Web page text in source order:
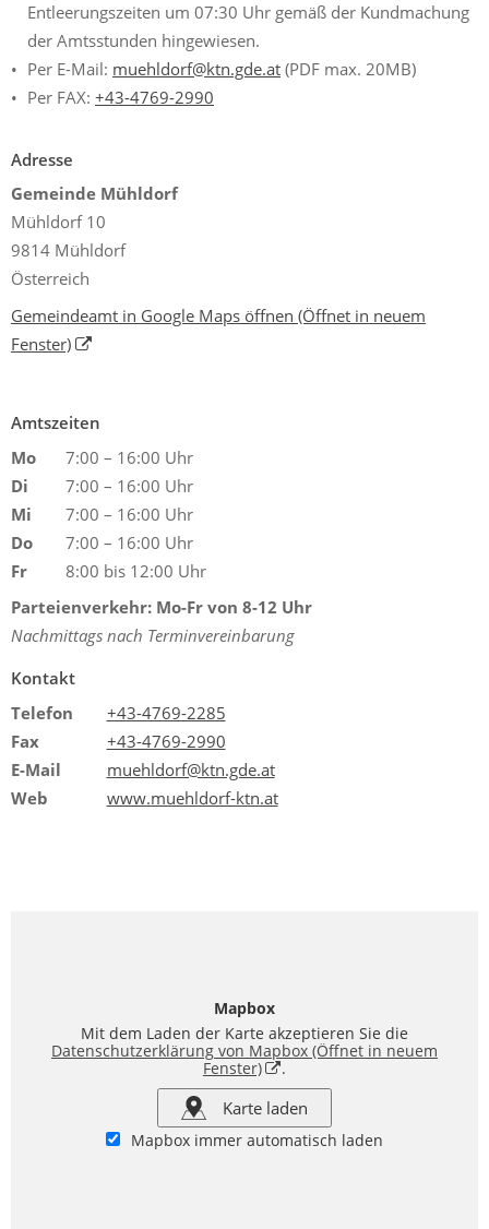
Entleerungszeiten um 07:30 Uhr gemäß der Kundmachung
der Amtsstunden hingewiesen.
Per E-Mail: muehldorf@ktn.gde.at (PDF max. 20MB)
Per FAX: +43-4769-2990
Adresse
Gemeinde Mühldorf
Mühldorf 10
9814 Mühldorf
Österreich
Gemeindeamt in Google Maps öffnen (Öffnet in neuem
Fenster)
Amtszeiten
Mo
7:00 – 16:00 Uhr
Di
7:00 – 16:00 Uhr
Mi
7:00 – 16:00 Uhr
Do
7:00 – 16:00 Uhr
Fr
8:00 bis 12:00 Uhr
Parteienverkehr: Mo-Fr von 8-12 Uhr
Nachmittags nach Terminvereinbarung
Kontakt
Telefon
+43-4769-2285
Fax
+43-4769-2990
E-Mail
muehldorf@ktn.gde.at
Web
www.muehldorf-ktn.at
Mapbox
Mit dem Laden der Karte akzeptieren Sie die
Datenschutzerklärung von Mapbox (Öffnet in neuem
Fenster)
.
Karte laden
Mapbox immer automatisch laden